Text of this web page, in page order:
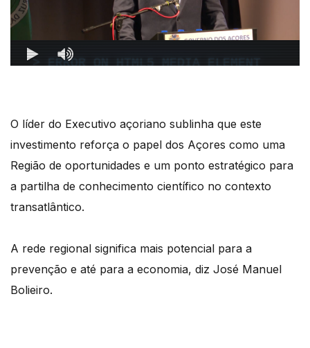
O líder do Executivo açoriano sublinha que este
investimento reforça o papel dos Açores como uma
Região de oportunidades e um ponto estratégico para
a partilha de conhecimento científico no contexto
transatlântico.
A rede regional significa mais potencial para a
prevenção e até para a economia, diz José Manuel
Bolieiro.